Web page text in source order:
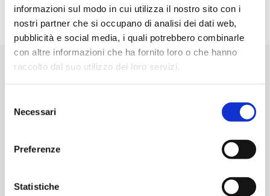
informazioni sul modo in cui utilizza il nostro sito con i
nostri partner che si occupano di analisi dei dati web,
pubblicità e social media, i quali potrebbero combinarle
con altre informazioni che ha fornito loro o che hanno
raccolto dal suo utilizzo dei loro servizi.
delNecessari
Preferenze
Statistiche
Contattaci per richiedere
maggiori informazioni